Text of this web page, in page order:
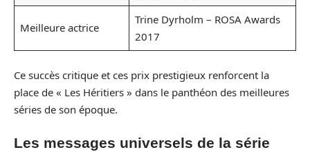
Meilleure actrice
Trine Dyrholm – ROSA Awards
2017
Ce succès critique et ces prix prestigieux renforcent la
place de « Les Héritiers » dans le panthéon des meilleures
séries de son époque.
Les messages universels de la série